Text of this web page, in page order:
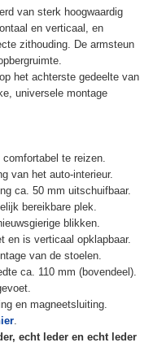
van sterk hoogwaardig
en verticaal, en
zithouding. De armsteun
het achterste gedeelte van
universele montage
te reizen.
van het auto-interieur.
ca. 50 mm uitschuifbaar.
bereikbare plek.
blikken.
en is verticaal opklapbaar.
van de stoelen.
ca. 110 mm (bovendeel).
en magneetsluiting.
.
echt leder en echt leder